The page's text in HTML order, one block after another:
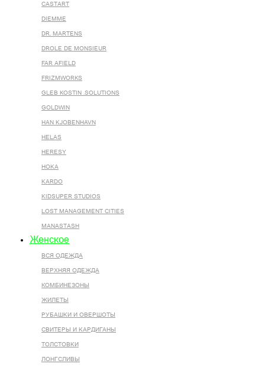
CASTART
DIEMME
DR. MARTENS
DROLE DE MONSIEUR
FAR AFIELD
FRIZMWORKS
GLEB KOSTIN .SOLUTIONS
GOLDWIN
HAN KJOBENHAVN
HELAS
HERESY
HOKA
KARDO
KIDSUPER STUDIOS
LOST MANAGEMENT CITIES
MANASTASH
Женское
ВСЯ ОДЕЖДА
ВЕРХНЯЯ ОДЕЖДА
КОМБИНЕЗОНЫ
ЖИЛЕТЫ
РУБАШКИ И ОВЕРШОТЫ
СВИТЕРЫ И КАРДИГАНЫ
ТОЛСТОВКИ
ЛОНГСЛИВЫ